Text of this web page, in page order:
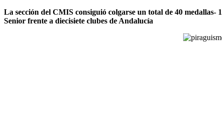
La sección del CMIS consiguió colgarse un total de 40 medallas-
Senior frente a diecisiete clubes de Andalucía